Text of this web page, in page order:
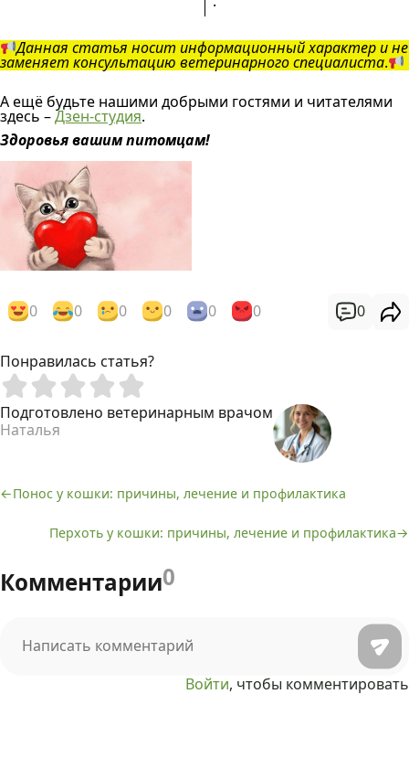
Данная статья носит информационный характер и не
заменяет консультацию ветеринарного специалиста.
А ещё будьте нашими добрыми гостями и читателями
здесь –Дзен-студия.
Здоровья вашим питомцам!
0 0 0 0 0 0 0
Понравилась статья?
Подготовлено ветеринарным врачом
Наталья
записям
Понос у кошки: причины, лечение и профилактика
Перхоть у кошки: причины, лечение и профилактика
Комментарии0
Войти, чтобы комментировать